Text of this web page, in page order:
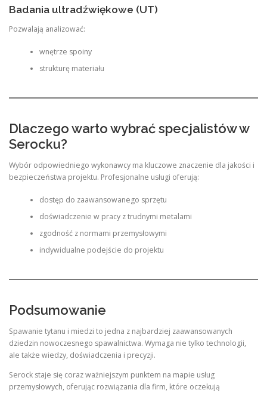
Badania ultradźwiękowe (UT)
Pozwalają analizować:
wnętrze spoiny
strukturę materiału
Dlaczego warto wybrać specjalistów w
Serocku?
Wybór odpowiedniego wykonawcy ma kluczowe znaczenie dla jakości i
bezpieczeństwa projektu. Profesjonalne usługi oferują:
dostęp do zaawansowanego sprzętu
doświadczenie w pracy z trudnymi metalami
zgodność z normami przemysłowymi
indywidualne podejście do projektu
Podsumowanie
Spawanie tytanu i miedzi to jedna z najbardziej zaawansowanych
dziedzin nowoczesnego spawalnictwa. Wymaga nie tylko technologii,
ale także wiedzy, doświadczenia i precyzji.
Serock staje się coraz ważniejszym punktem na mapie usług
przemysłowych, oferując rozwiązania dla firm, które oczekują